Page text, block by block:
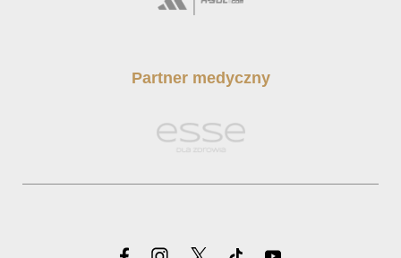
Partner medyczny